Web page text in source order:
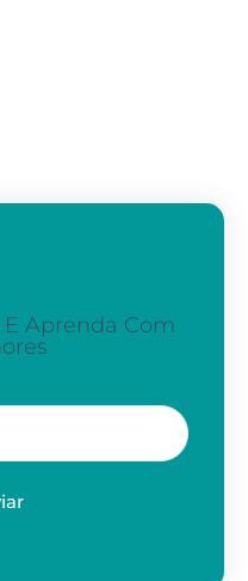
Aprenda Com